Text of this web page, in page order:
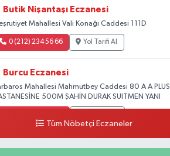
Butik Nişantaşı Eczanesi
Mahallesi Vali Konağı Caddesi 111D
0 (212) 234 56 66 Yol Tarifi Al
Burcu Eczanesi
Mahallesi Mahmutbey Caddesi 80 A A PLUS
500M ŞAHİN DURAK SUITMEN YANI
Tüm Nöbetçi Eczaneler